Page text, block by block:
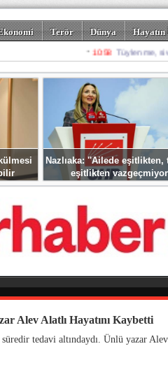
Terör Dünya
Spor Misafir
Nazlıaka: ''Ailede eşitlikten,
eşitlikten
Alev Alatlı Hayatını Kaybetti
tedavi altındaydı. Ünlü yazar